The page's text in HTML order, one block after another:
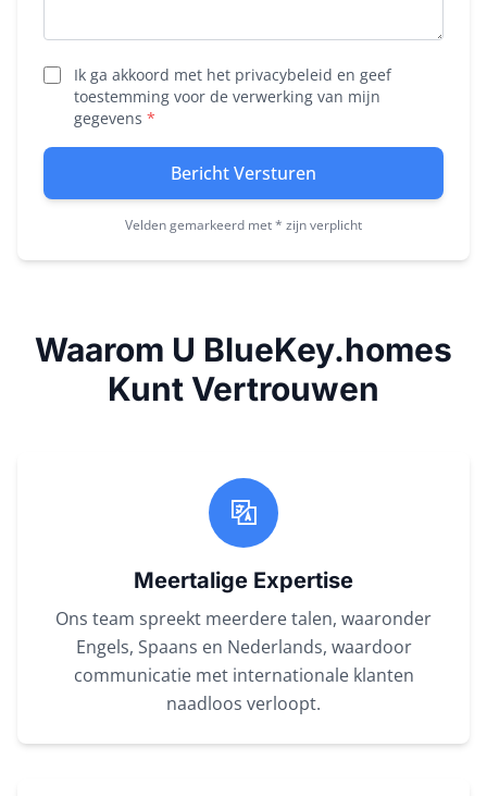
Ik ga akkoord met het privacybeleid en geef
toestemming voor de verwerking van mijn
gegevens *
Bericht Versturen
Velden gemarkeerd met * zijn verplicht
Waarom U BlueKey.homes
Kunt Vertrouwen
Meertalige Expertise
Ons team spreekt meerdere talen, waaronder
Engels, Spaans en Nederlands, waardoor
communicatie met internationale klanten
naadloos verloopt.